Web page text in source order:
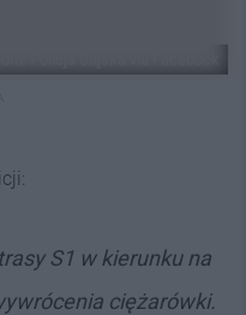
S1 w kierunku na
ciężarówki.